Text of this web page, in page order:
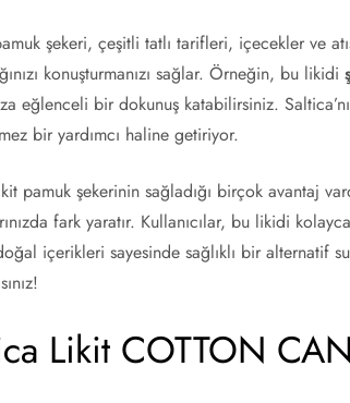
şekeri, çeşitli tatlı tarifleri, içecekler ve
konuşturmanızı sağlar. Örneğin, bu likidi
eğlenceli bir dokunuş katabilirsiniz.
bir yardımcı haline getiriyor.
pamuk şekerinin sağladığı birçok avantaj
fark yaratır. Kullanıcılar, bu likidi
içerikleri sayesinde sağlıklı bir alternatif
Likit COTTON